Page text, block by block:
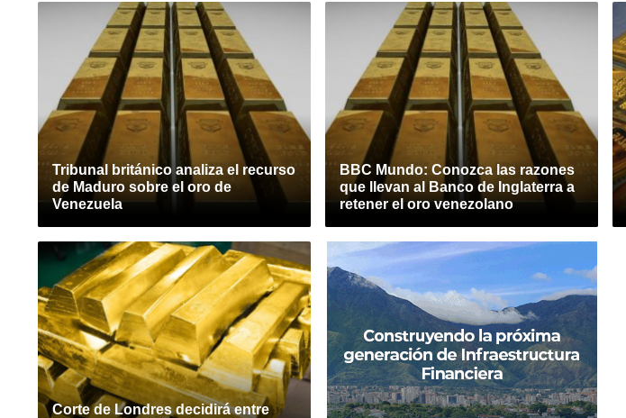
Tribunal británico analiza el recurso
de Maduro sobre el oro de
Venezuela
BBC Mundo: Conozca las razones
que llevan al Banco de Inglaterra a
retener el oro venezolano
Corte de Londres decidirá entre